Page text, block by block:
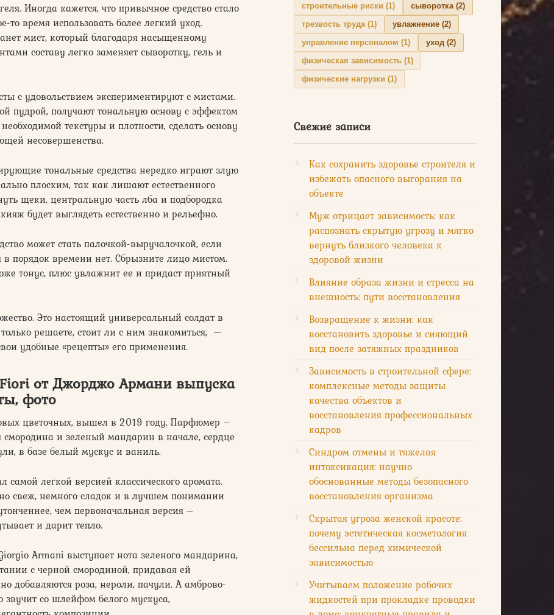
Иногда кажется, что привычное средство стало
время использовать более легкий уход.
мист, который благодаря насыщенному
составу легко заменяет сыворотку, гель и
с удовольствием экспериментируют с мистами.
пудрой, получают тональную основу с эффектом
текстуры и плотности, сделать основу
несовершенства.
тональные средства нередко играют злую
плоским, так как лишают естественного
щеки, центральную часть лба и подбородка
будет выглядеть естественно и рельефно.
может стать палочкой-выручалочкой, если
порядок времени нет. Сбрызните лицо мистом.
тонус, плюс увлажнит ее и придаст приятный
Это настоящий универсальный солдат в
решаете, стоит ли с ним знакомиться, —
удобные «рецепты» его применения.
от Джорджо Армани выпуска
фото
цветочных, вышел в 2019 году. Парфюмер –
и зеленый мандарин в начале, сердце
в базе белый мускус и ваниль.
легкой версией классического аромата.
свеж, немного сладок и в лучшем понимании
чем первоначальная версия –
и дарит тепло.
Armani выступает нота зеленого мандарина,
с черной смородиной, придавая ей
добавляются роза, нероли, пачули. А амброво-
со шлейфом белого мускуса,
строительные риски (1) сыворотка(2)
трезвость труда(1) увлажнение (2)
управление персоналом (1) уход (2)
физическая зависимость (1)
физические нагрузки (1)
Свежие записи
Как сохранить здоровье строителя и
избежать опасного выгорания на
объекте
Муж отрицает зависимость: как
распознать скрытую угрозу и мягко
вернуть близкого человека к
здоровой жизни
Влияние образа жизни и стресса на
внешность: пути восстановления
Возвращение к жизни: как
восстановить здоровье и сияющий
вид после затяжных праздников
Зависимость в строительной сфере:
комплексные методы защиты
качества объектов и
восстановления профессиональных
кадров
Синдром отмены и тяжелая
интоксикация: научно
обоснованные методы безопасного
восстановления организма
Скрытая угроза женской красоте:
почему эстетическая косметология
бессильна перед химической
зависимостью
Учитываем положение рабочих
жидкостей при прокладке проводки